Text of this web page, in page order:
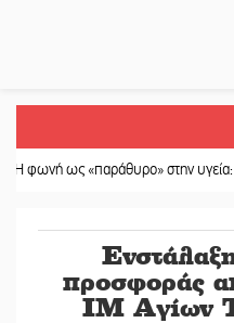
«παράθυρο» στην υγεία: Τι
προσφοράς
ΙΜ Αγίων